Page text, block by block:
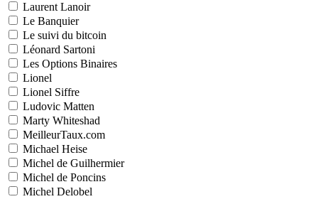
Laurent Lanoir
Le Banquier
Le suivi du bitcoin
Léonard Sartoni
Les Options Binaires
Lionel
Lionel Siffre
Ludovic Matten
Marty Whiteshad
MeilleurTaux.com
Michael Heise
Michel de Guilhermier
Michel de Poncins
Michel Delobel